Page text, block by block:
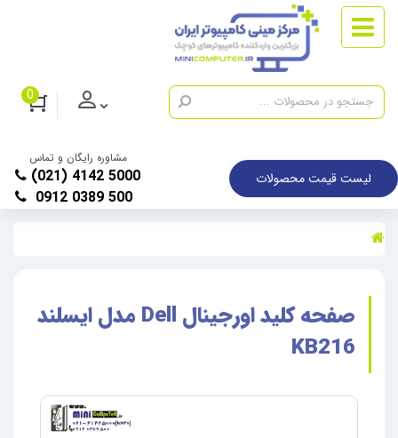
0
لیست قیمت محصولات
مشاوره رایگان و تماس
(021) 4142 5000
0912 0389 500
صفحه کلید اورجینال Dell مدل ایسلند
KB216